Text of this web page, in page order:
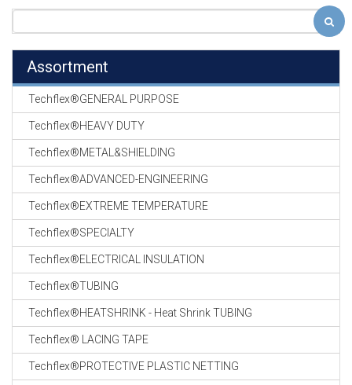
Assortment
Techflex®GENERAL PURPOSE
Techflex®HEAVY DUTY
Techflex®METAL&SHIELDING
Techflex®ADVANCED-ENGINEERING
Techflex®EXTREME TEMPERATURE
Techflex®SPECIALTY
Techflex®ELECTRICAL INSULATION
Techflex®TUBING
Techflex®HEATSHRINK - Heat Shrink TUBING
Techflex® LACING TAPE
Techflex®PROTECTIVE PLASTIC NETTING